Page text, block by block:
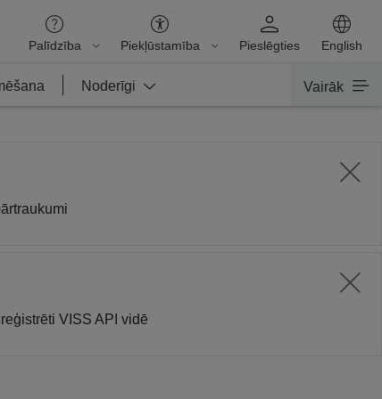
Palīdzība Piekļūstamība Pieslēgties English
Noderīgi Vairāk
VISS API vidē